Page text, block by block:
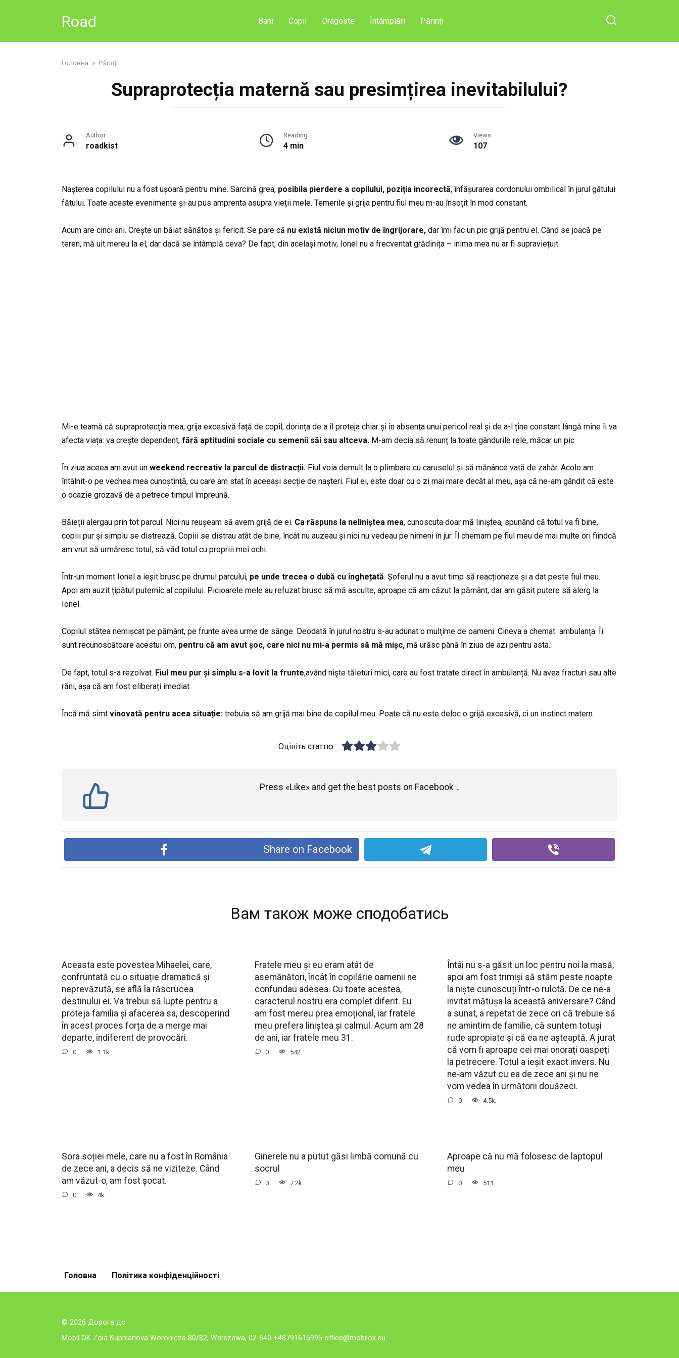
Road Bani Copii Dragoste Întâmplări Părinţi
Головна » Părinţi
Supraprotecția maternă sau presimțirea inevitabilului?
Author
roadkist
Reading
4 min
Views
107
Nașterea copilului nu a fost ușoară pentru mine. Sarcină grea, posibila pierdere a copilului, poziția incorectă, înfășurarea cordonului ombilical în jurul gâtului
fătului. Toate aceste evenimente și-au pus amprenta asupra vieții mele. Temerile și grija pentru fiul meu m-au însoțit în mod constant.
Acum are cinci ani. Crește un băiat sănătos și fericit. Se pare că nu există niciun motiv de îngrijorare, dar îmi fac un pic grijă pentru el. Când se joacă pe
teren, mă uit mereu la el, dar dacă se întâmplă ceva? De fapt, din același motiv, Ionel nu a frecventat grădinița – inima mea nu ar fi supraviețuit.
Mi-e teamă că supraprotecția mea, grija excesivă față de copil, dorința de a îl proteja chiar și în absența unui pericol real și de a-l ține constant lângă mine îi va
afecta viața: va crește dependent, fără aptitudini sociale cu semenii săi sau altceva. M-am decia să renunț la toate gândurile rele, măcar un pic.
În ziua aceea am avut un weekend recreativ la parcul de distracții. Fiul voia demult la o plimbare cu caruselul și să mănânce vată de zahăr. Acolo am
întâlnit-o pe vechea mea cunoștință, cu care am stat în aceeași secție de nașteri. Fiul ei, este doar cu o zi mai mare decât al meu, așa că ne-am gândit că este
o ocazie grozavă de a petrece timpul împreună.
Băieții alergau prin tot parcul. Nici nu reușeam să avem grijă de ei. Ca răspuns la neliniștea mea, cunoscuta doar mă liniștea, spunând că totul va fi bine,
copiii pur și simplu se distrează. Copiii se distrau atât de bine, încât nu auzeau și nici nu vedeau pe nimeni în jur. Îl chemam pe fiul meu de mai multe ori fiindcă
am vrut să urmăresc totul, să văd totul cu propriii mei ochi.
Într-un moment Ionel a ieșit brusc pe drumul parcului, pe unde trecea o dubă cu înghețată. Șoferul nu a avut timp să reacționeze și a dat peste fiul meu.
Apoi am auzit țipătul puternic al copilului. Picioarele mele au refuzat brusc să mă asculte, aproape că am căzut la pământ, dar am găsit putere să alerg la
Ionel.
Copilul stătea nemișcat pe pământ, pe frunte avea urme de sănge. Deodată în jurul nostru s-au adunat o mulțime de oameni. Cineva a chemat ambulanța. Îi
sunt recunoscătoare acestui om, pentru că am avut șoc, care nici nu mi-a permis să mă mișc, mă urăsc până în ziua de azi pentru asta.
De fapt, totul s-a rezolvat. Fiul meu pur și simplu s-a lovit la frunte,având niște tăieturi mici, care au fost tratate direct în ambulanță. Nu avea fracturi sau alte
răni, așa că am fost eliberați imediat.
Încă mă simt vinovată pentru acea situație: trebuia să am grijă mai bine de copilul meu. Poate că nu este deloc o grijă excesivă, ci un instinct matern.
Оцініть статтю
Press «Like» and get the best posts on Facebook ↓
Share on Facebook
Вам також може сподобатись
Aceasta este povestea Mihaelei, care,
confruntată cu o situație dramatică și
neprevăzută, se află la răscrucea
destinului ei. Va trebui să lupte pentru a
proteja familia și afacerea sa, descoperind
în acest proces forța de a merge mai
departe, indiferent de provocări.
0 1.1k.
Fratele meu și eu eram atât de
asemănători, încât în copilărie oamenii ne
confundau adesea. Cu toate acestea,
caracterul nostru era complet diferit. Eu
am fost mereu prea emoțional, iar fratele
meu prefera liniștea și calmul. Acum am 28
de ani, iar fratele meu 31.
0 542
Întâi nu s-a găsit un loc pentru noi la masă,
apoi am fost trimiși să stăm peste noapte
la niște cunoscuți într-o rulotă. De ce ne-a
invitat mătușa la această aniversare? Când
a sunat, a repetat de zece ori că trebuie să
ne amintim de familie, că suntem totuși
rude apropiate și că ea ne așteaptă. A jurat
că vom fi aproape cei mai onorați oaspeți
la petrecere. Totul a ieșit exact invers. Nu
ne-am văzut cu ea de zece ani și nu ne
vom vedea în următorii douăzeci.
0 4.5k.
Sora soției mele, care nu a fost în România
de zece ani, a decis să ne viziteze. Când
am văzut-o, am fost șocat.
0 4k.
Ginerele nu a putut găsi limbă comună cu
socrul
0 7.2k.
Aproape că nu mă folosesc de laptopul
meu
0 511
Головна Політика конфіденційності
© 2026 Дорога до
Mobil OK Zoia Kupriianova Woronicza 80/82, Warszawa, 02-640 +48791615995 office@mobilok.eu